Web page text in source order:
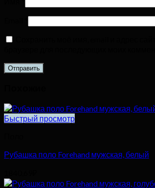
Быстрый просмотр
Рубашка поло Forehand мужская, белый